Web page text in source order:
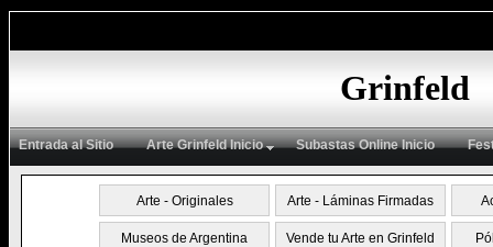
Grinfeld
Entrada al Sitio Arte Grinfeld Inicio Subastas Online Inicio
Arte - Originales Arte - Láminas Firmadas
Museos de Argentina Vende tu Arte en Grinfeld